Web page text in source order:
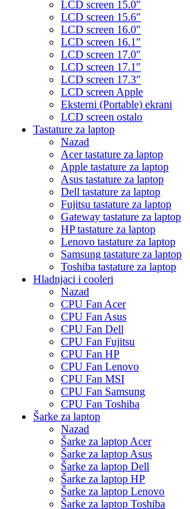
LCD screen 15.0″
LCD screen 15.6″
LCD screen 16.0″
LCD screen 16.1″
LCD screen 17.0″
LCD screen 17.1″
LCD screen 17.3″
LCD screen Apple
Eksterni (Portable) ekrani
LCD screen ostalo
Tastature za laptop
Nazad
Acer tastature za laptop
Apple tastature za laptop
Asus tastature za laptop
Dell tastature za laptop
Fujitsu tastature za laptop
Gateway tastature za laptop
HP tastature za laptop
Lenovo tastature za laptop
Samsung tastature za laptop
Toshiba tastature za laptop
Hladnjaci i cooleri
Nazad
CPU Fan Acer
CPU Fan Asus
CPU Fan Dell
CPU Fan Fujitsu
CPU Fan HP
CPU Fan Lenovo
CPU Fan MSI
CPU Fan Samsung
CPU Fan Toshiba
Šarke za laptop
Nazad
Šarke za laptop Acer
Šarke za laptop Asus
Šarke za laptop Dell
Šarke za laptop HP
Šarke za laptop Lenovo
Šarke za laptop Toshiba